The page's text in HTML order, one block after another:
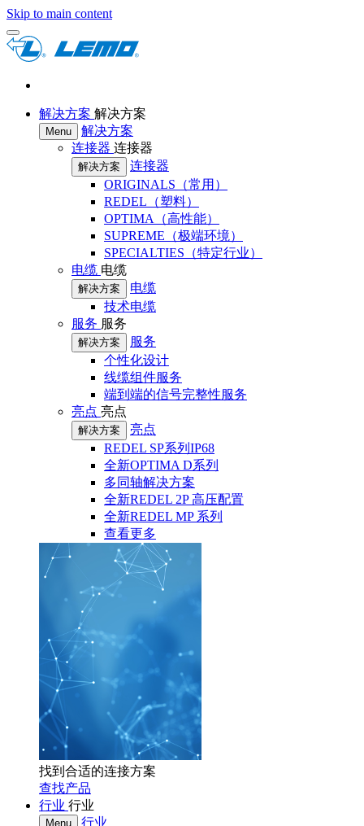
Skip to main content
解决方案 解决方案
Menu
解决方案
连接器 连接器
解决方案
连接器
ORIGINALS（常用）
REDEL（塑料）
OPTIMA（高性能）
SUPREME（极端环境）
SPECIALTIES（特定行业）
电缆 电缆
解决方案
电缆
技术电缆
服务 服务
解决方案
服务
个性化设计
线缆组件服务
端到端的信号完整性服务
亮点 亮点
解决方案
亮点
REDEL SP系列IP68
全新OPTIMA D系列
多同轴解决方案
全新REDEL 2P 高压配置
全新REDEL MP 系列
查看更多
找到合适的连接方案
查找产品
行业 行业
Menu
行业